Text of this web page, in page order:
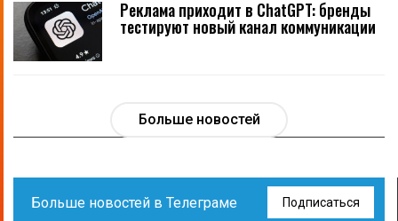
Реклама приходит в ChatGPT: бренды
тестируют новый канал коммуникации
Больше новостей
Больше новостей в Телеграме Подписаться